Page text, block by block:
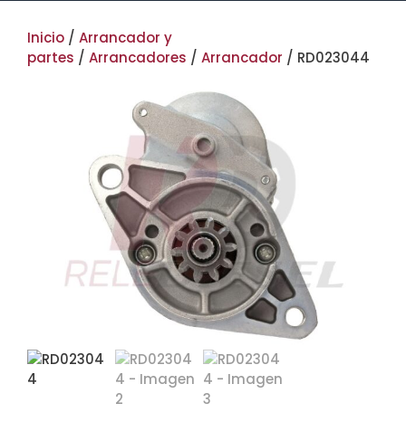
Inicio / Arrancador y
partes / Arrancadores / Arrancador / RD023044